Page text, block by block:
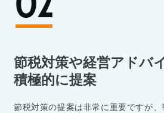
節税対策や経営アドバ
積極的に提案
節税対策の提案は非常に重要ですが、